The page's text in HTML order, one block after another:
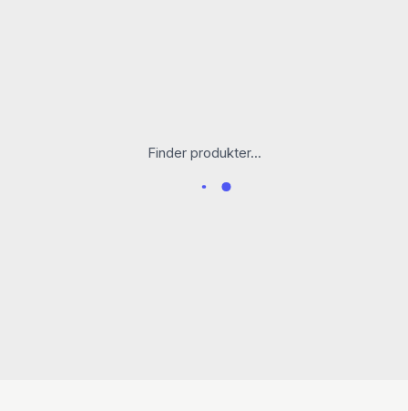
Finder produkter...